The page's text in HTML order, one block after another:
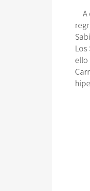
A
ello